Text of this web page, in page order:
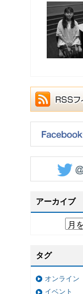
アーカイブ
タグ
オンライン
イベント